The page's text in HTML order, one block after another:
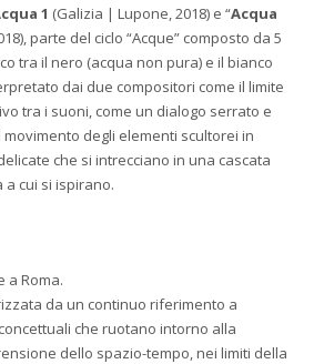
1 (Galizia | Lupone, 2018) e “Acqua
parte del ciclo “Acque” composto da 5
tra il nero (acqua non pura) e il bianco
dai due compositori come il limite
tra i suoni, come un dialogo serrato e
degli elementi scultorei in
che si intrecciano in una cascata
a cui si ispirano.
a Roma.
da un continuo riferimento a
che ruotano intorno alla
dello spazio-tempo, nei limiti della